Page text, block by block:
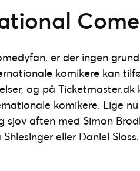
er der ingen
komikere kan
og på
komikere. Lige
sjov aften med Simon
eller Daniel